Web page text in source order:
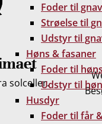
Foder til
Strøelse til
Udstyr til
Høns & fasaner
Foder til høns
Udstyr til
Husdyr
Foder til får
solceller.